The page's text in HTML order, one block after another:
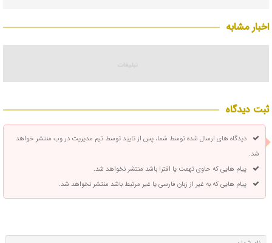
اخبار مشابه
ثبت دیدگاه
دیدگاه های ارسال شده توسط شما، پس از تایید توسط تیم مدیریت در وب منتشر خواهد
شد.
پیام هایی که حاوی تهمت یا افترا باشد منتشر نخواهد شد.
پیام هایی که به غیر از زبان فارسی یا غیر مرتبط باشد منتشر نخواهد شد.